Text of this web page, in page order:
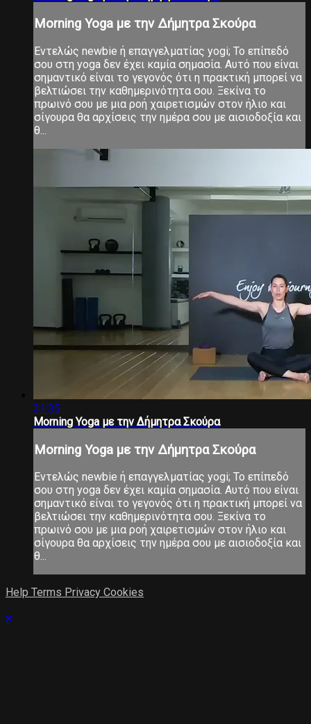
Morning Yoga με την Δήμητρα Σκούρα
Εντελώς newbie ή επαγγελματίας yogi; Το επίπεδό
σου στη yoga δεν έχει καμία σημασία. Αυτό που είναι
σημαντικό είναι το γεγονός ότι η πρακτική μπορεί να
βελτιώσει την καθημερινότητα σου. Ξεκίνα το
πρωινό σου με μια ροή χαιρετισμών στον ήλιο και
σίγουρα θα αρχίσεις την ημέρα σου με αισιοδοξία και
θ...
31:35
Morning Yoga με την Δήμητρα Σκούρα
Morning Yoga με την Δήμητρα Σκούρα
Εντελώς newbie ή επαγγελματίας yogi; Το επίπεδό
σου στη yoga δεν έχει καμία σημασία. Αυτό που είναι
σημαντικό είναι το γεγονός ότι η πρακτική μπορεί να
βελτιώσει την καθημερινότητα σου. Ξεκίνα το
πρωινό σου με μια ροή χαιρετισμών στον ήλιο και
σίγουρα θα αρχίσεις την ημέρα σου με αισιοδοξία και
θ...
Help Terms Privacy Cookies
×